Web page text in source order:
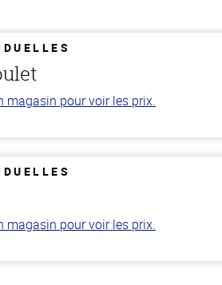
magasin pour voir les prix.
magasin pour voir les prix.